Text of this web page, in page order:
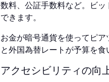
数料、公証手数料など。ビ
できます。
お金が暗号通貨を使ってピ
と外国為替レートが予算を
アクセシビリティの向